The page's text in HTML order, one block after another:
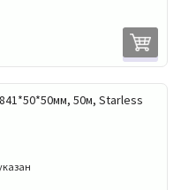
50м, Starless